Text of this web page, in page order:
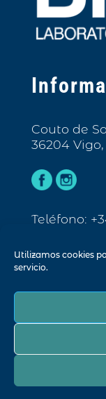
Utilizamos cookies
servicio.
Couto de
36204
Teléfono:
© Biarc